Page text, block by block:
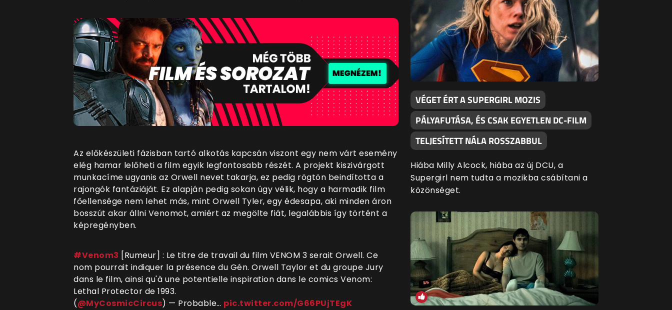
Az előkészületi fázisban tartó alkotás kapcsán viszont egy nem várt esemény
elég hamar lelőheti a film egyik legfontosabb részét. A projekt kiszivárgott
munkacíme ugyanis az Orwell nevet takarja, ez pedig rögtön beindította a
rajongók fantáziáját. Ez alapján pedig sokan úgy vélik, hogy a harmadik film
főellensége nem lehet más, mint Orwell Tyler, egy édesapa, aki minden áron
bosszút akar állni Venomot, amiért az megölte fiát, legalábbis így történt a
képregényben.
#Venom3 [Rumeur] : Le titre de travail du film VENOM 3 serait Orwell. Ce
nom pourrait indiquer la présence du Gén. Orwell Taylor et du groupe Jury
dans le film, ainsi qu'à une potentielle inspiration dans le comics Venom:
Lethal Protector de 1993.
(@MyCosmicCircus) — Probable… pic.twitter.com/G66PUjTEgK
VÉGET ÉRT A SUPERGIRL MOZIS
PÁLYAFUTÁSA, ÉS CSAK EGYETLEN DC-FILM
TELJESÍTETT NÁLA ROSSZABBUL
Hiába Milly Alcock, hiába az új DCU, a
Supergirl nem tudta a mozikba csábítani a
közönséget.